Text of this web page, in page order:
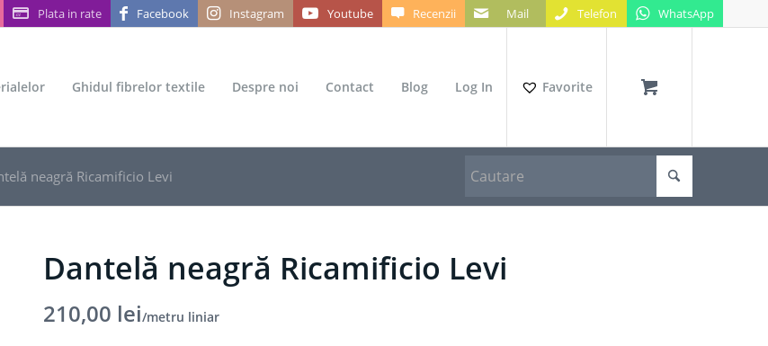
Plata in rate Facebook Instagram Youtube Recenzii Mail Telefon WhatsApp
Ghidul fibrelor textile Despre noi Contact Blog Log In Favorite
neagră Ricamificio Levi
Dantelă neagră Ricamificio Levi
210,00 lei/metru liniar